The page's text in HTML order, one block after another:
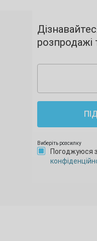
розпродажі
Виберіть розсилку
Погоджуюся з